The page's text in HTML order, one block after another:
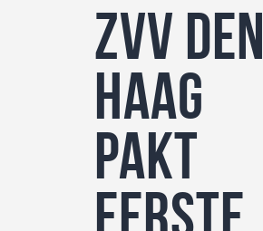
Home
Vereniging
Selecties
Sponsoring
Webshop
ZVV Den
Haag
pakt
eerste